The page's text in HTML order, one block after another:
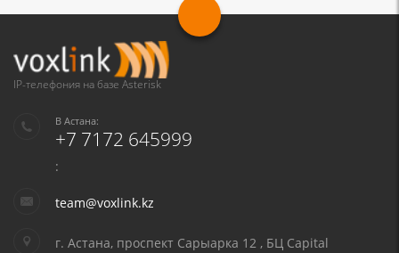
IP-телефония на базе Asterisk
В Астана:
+7 7172 645999
:
team@voxlink.kz
г. Астана, проспект Сарыарка 12 , БЦ Capital